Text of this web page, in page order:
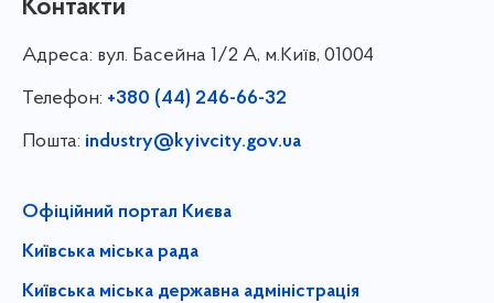
Контакти
Адреса: вул. Басейна 1/⁠2 А, м.Київ, 01004
Телефон: +380 (44) 246-66-32
Пошта: industry@kyivcity.gov.ua
Офіційний портал Києва
Київська міська рада
Київська міська державна адміністрація